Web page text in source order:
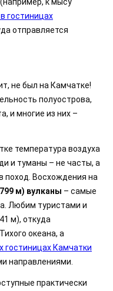
к мысу
гостиницах
отправляется
не был на Камчатке!
полуострова,
и многие из них –
температура воздуха
и туманы – не часты, а
поход. Восхождения на
м) вулканы – самые
Любим туристами и
м), откуда
океана, а
гостиницах Камчатки
направлениями.
практически